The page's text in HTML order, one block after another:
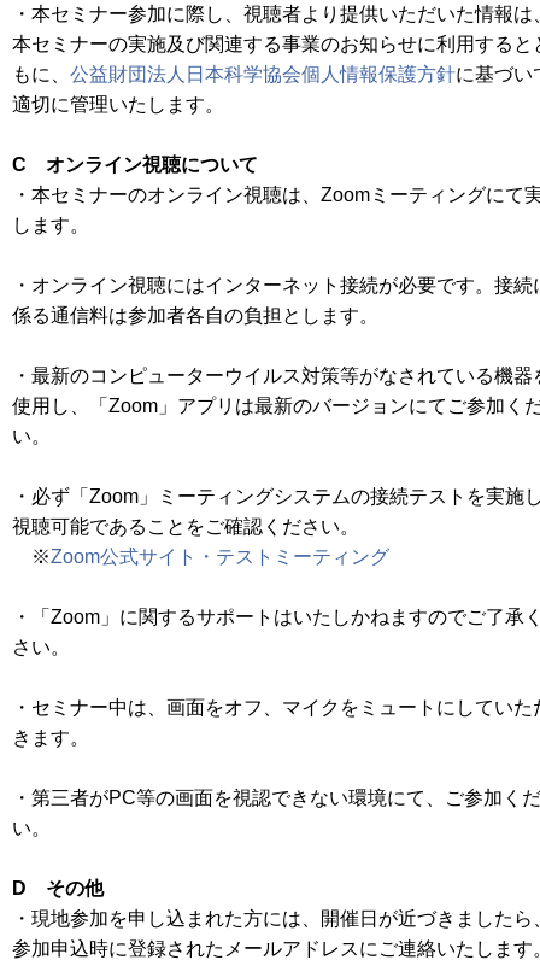
・本セミナー参加に際し、視聴者より提供いただいた情報は
本セミナーの実施及び関連する事業のお知らせに利用すると
もに、 公益財団法人日本科学協会個人情報保護方針に基づい
適切に管理いたします。
C オンライン視聴について
・本セミナーのオンライン視聴は、Zoomミーティングにて
します。
・オンライン視聴にはインターネット接続が必要です。接続
係る通信料は参加者各自の負担とします。
・最新のコンピューターウイルス対策等がなされている機器
使用し、「Zoom」アプリは最新のバージョンにてご参加く
い。
・必ず「Zoom」ミーティングシステムの接続テストを実施
視聴可能であることをご確認ください。
※Zoom公式サイト・テストミーティング
・「Zoom」に関するサポートはいたしかねますのでご了承
さい。
・セミナー中は、画面をオフ、マイクをミュートにしていた
きます。
・第三者がPC等の画面を視認できない環境にて、ご参加く
い。
D その他
・現地参加を申し込まれた方には、開催日が近づきましたら
参加申込時に登録されたメールアドレスにご連絡いたします